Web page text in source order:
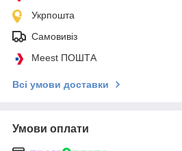
Укрпошта
Самовивіз
Meest ПОШТА
Всі умови доставки
Умови оплати